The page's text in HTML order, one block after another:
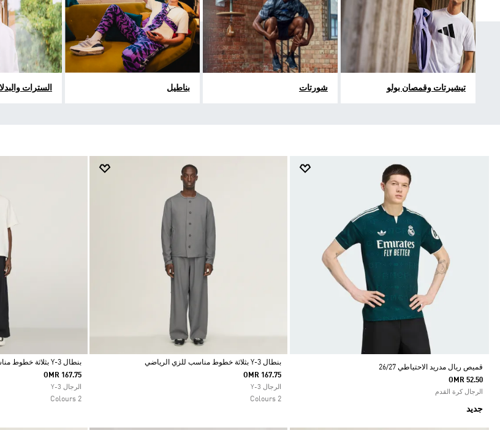
تيشيرتات وقمصان بولو شورتات بناطيل السترات
قميص ريال مدريد الاحتياطي 26/27
OMR 52.50
الرجال كرة القدم
جديد
Selected
بنطال Y-3 بثلاثة خطوط مناسب للزي الرياضي
OMR 167.75
الرجال Y-3
2 Colours
Selected
بنطال Y-3 بثلاثة خطوط مناسب للزي الرياضي
OMR 167.75
الرجال Y-3
2 Colours